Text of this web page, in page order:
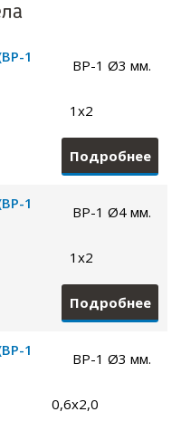
1
ВР-1 Ø3 мм.
1х2
Подробнее
1
ВР-1 Ø4 мм.
1х2
Подробнее
1
ВР-1 Ø3 мм.
0,6х2,0